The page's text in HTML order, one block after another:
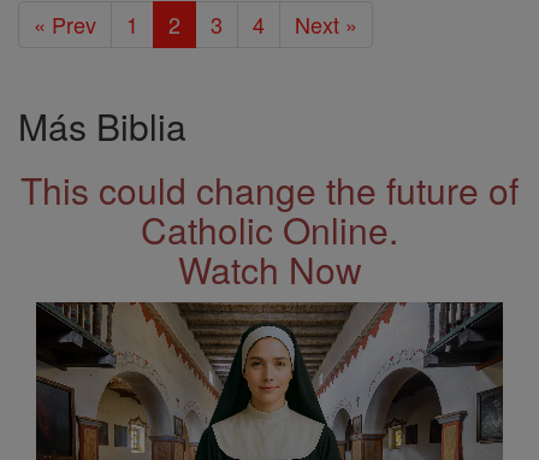
« Prev 1 2 3 4 Next »
Más Biblia
This could change the future of
Catholic Online.
Watch Now